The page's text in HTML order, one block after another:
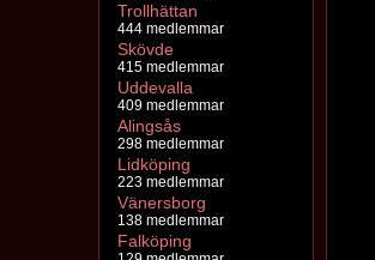
Trollhättan
444 medlemmar
Skövde
415 medlemmar
Uddevalla
409 medlemmar
Alingsås
298 medlemmar
Lidköping
223 medlemmar
Vänersborg
138 medlemmar
Falköping